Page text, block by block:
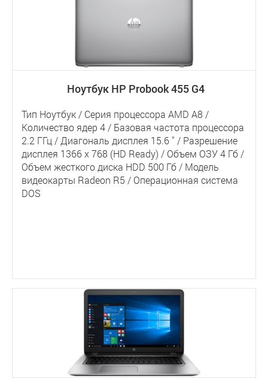
Ноутбук HP Probook 455 G4
Тип Ноутбук / Серия процессора AMD A8 /
Количество ядер 4 / Базовая частота процессора
2.2 ГГц / Диагональ дисплея 15.6 " / Разрешение
дисплея 1366 х 768 (HD Ready) / Объем ОЗУ 4 Гб /
Объем жесткого диска HDD 500 Гб / Модель
видеокарты Radeon R5 / Операционная система
DOS